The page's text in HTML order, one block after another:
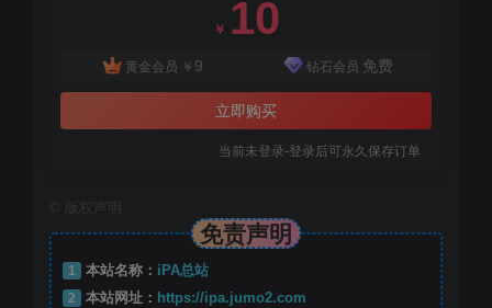
￥ 10
黄金会员 ￥ 9 钻石会员 免费
立即购买
当前未登录-登录后可永久保存订单
版权声明
免责声明
1 本站名称： iPA总站
2
本站网址： https://ipa.jumo2.com